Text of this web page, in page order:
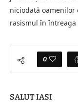
niciodată oamenilor
rasismul în întreaga
0
SALUT IASI